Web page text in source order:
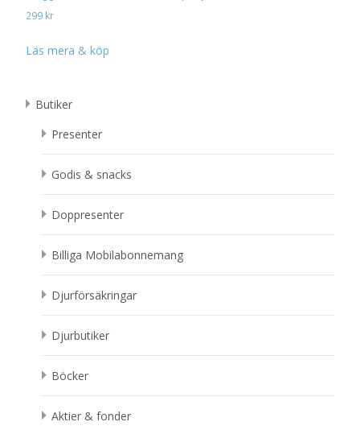
299 kr
Läs mera & köp
Butiker
Presenter
Godis & snacks
Doppresenter
Billiga Mobilabonnemang
Djurförsäkringar
Djurbutiker
Böcker
Aktier & fonder